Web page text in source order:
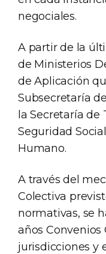
negociales.
A partir de la
de Ministerios
de Aplicación
Subsecretaría
la Secretaría de
Seguridad
Humano.
A través del
Colectiva
normativas, se
años Convenios
jurisdicciones y